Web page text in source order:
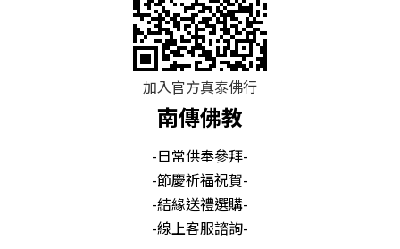
加入官方真泰佛行
南傳佛教
-日常供奉參拜-
-節慶祈福祝賀-
-結緣送禮選購-
-線上客服諮詢-